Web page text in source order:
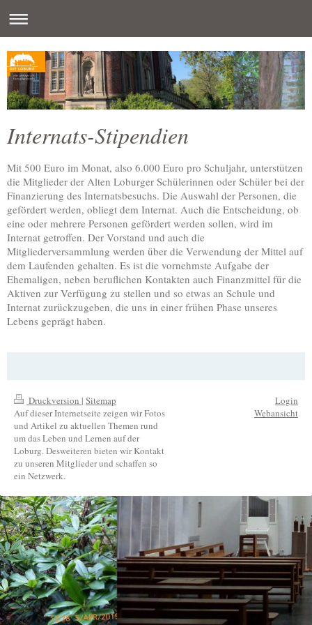
Internats-Stipendien
Mit 500 Euro im Monat, also 6.000 Euro pro Schuljahr, unterstützen
die Mitglieder der Alten Loburger Schülerinnen oder Schüler bei der
Finanzierung des Internatsbesuchs. Die Auswahl der Personen, die
gefördert werden, obliegt dem Internat. Auch die Entscheidung, ob
eine oder mehrere Personen gefördert werden sollen, wird im
Internat getroffen. Der Vorstand und auch die
Mitgliederversammlung werden über die Verwendung der Mittel auf
dem Laufenden gehalten. Es ist die vornehmste Aufgabe der
Ehemaligen, neben beruflichen Kontakten auch Finanzmittel für die
Aktiven zur Verfügung zu stellen und so etwas an Schule und
Internat zurückzugeben, die uns in einer frühen Phase unseres
Lebens geprägt haben.
Druckversion | Sitemap
Auf dieser Internetseite zeigen wir Fotos
und Artikel zu aktuellen Themen rund
um das Leben und Lernen auf der
Loburg. Desweiteren bieten wir Kontakt
zu unseren Mitglieder und schaffen so
ein Netzwerk.
Login
Webansicht